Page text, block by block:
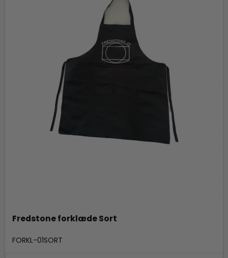
Fredstone forklæde Sort
FORKL-01SORT